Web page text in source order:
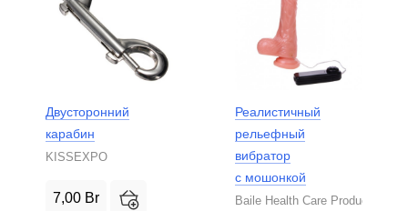
Двусторонний
карабин
KISSEXPO
7,00 Br
Реалистичный
рельефный
вибратор
с мошонкой
Baile Health Care Product